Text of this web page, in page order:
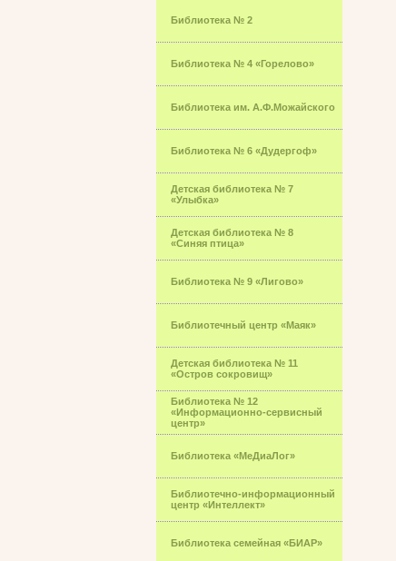
Библиотека № 2
Библиотека № 4 «Горелово»
Библиотека им. А.Ф.Можайского
Библиотека № 6 «Дудергоф»
Детская библиотека № 7
«Улыбка»
Детская библиотека № 8
«Синяя птица»
Библиотека № 9 «Лигово»
Библиотечный центр «Маяк»
Детская библиотека № 11
«Остров сокровищ»
Библиотека № 12
«Информационно-сервисный
центр»
Библиотека «МеДиаЛог»
Библиотечно-информационный
центр «Интеллект»
Библиотека семейная «БИАР»